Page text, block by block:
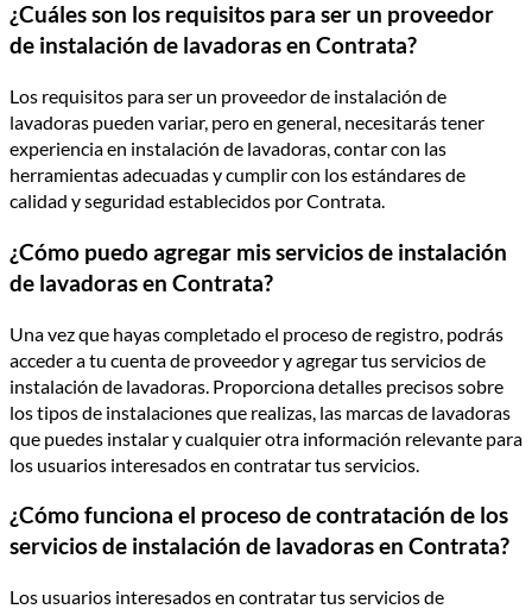
¿Cuáles son los requisitos para ser un proveedor
de instalación de lavadoras en Contrata?
Los requisitos para ser un proveedor de instalación de
lavadoras pueden variar, pero en general, necesitarás tener
experiencia en instalación de lavadoras, contar con las
herramientas adecuadas y cumplir con los estándares de
calidad y seguridad establecidos por Contrata.
¿Cómo puedo agregar mis servicios de instalación
de lavadoras en Contrata?
Una vez que hayas completado el proceso de registro, podrás
acceder a tu cuenta de proveedor y agregar tus servicios de
instalación de lavadoras. Proporciona detalles precisos sobre
los tipos de instalaciones que realizas, las marcas de lavadoras
que puedes instalar y cualquier otra información relevante para
los usuarios interesados en contratar tus servicios.
¿Cómo funciona el proceso de contratación de los
servicios de instalación de lavadoras en Contrata?
Los usuarios interesados en contratar tus servicios de